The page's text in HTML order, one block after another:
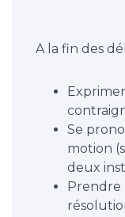
A la fin des
Se
motion
deux
Prendre